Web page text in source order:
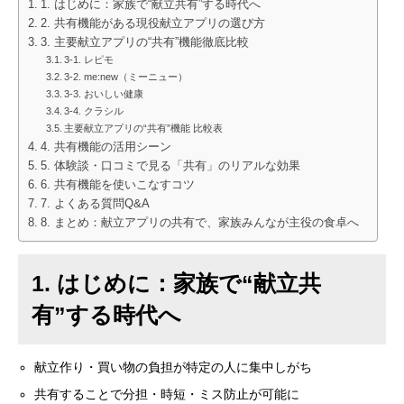
1. はじめに：家族で“献立共有”する時代へ
2. 共有機能がある現役献立アプリの選び方
3. 主要献立アプリの“共有”機能徹底比較
3-1. レピモ
3-2. me:new（ミーニュー）
3-3. おいしい健康
3-4. クラシル
主要献立アプリの“共有”機能 比較表
4. 共有機能の活用シーン
5. 体験談・口コミで見る「共有」のリアルな効果
6. 共有機能を使いこなすコツ
7. よくある質問Q&A
8. まとめ：献立アプリの共有で、家族みんなが主役の食卓へ
1. はじめに：家族で“献立共
有”する時代へ
献立作り・買い物の負担が特定の人に集中しがち
共有することで分担・時短・ミス防止が可能に